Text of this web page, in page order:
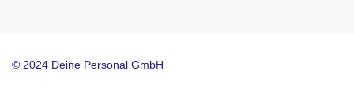
© 2024 Deine Personal GmbH